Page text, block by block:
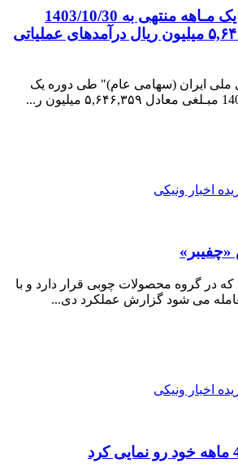
“ونیکی” طی دوره یک مـاهه منتهی به 1403/10/30
مبلغی معادل ۵,۶۴۶,۳۵۹ میلیون ریال درآمدهای عملیاتی
ایران (سهامی عام)" طی دوره یک
اخبار ونیکی
که در گروه محصولات چوبی قرار دارد و با
می شود گزارش عملکرد دی...
اخبار ونیکی